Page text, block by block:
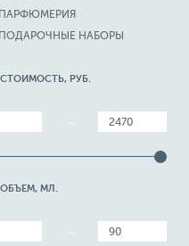
ПАРФЮМЕРИЯ
ПОДАРОЧНЫЕ НАБОРЫ
СТОИМОСТЬ, РУБ.
ОБЪЕМ, МЛ.